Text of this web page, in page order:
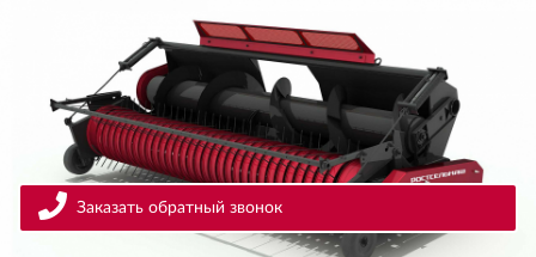
Заказать обратный звонок